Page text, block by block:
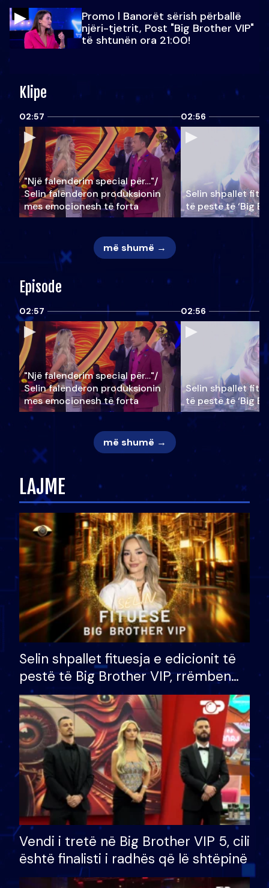
Promo l Banorët sërish përballë
njëri-tjetrit, Post "Big Brother VIP"
të shtunën ora 21:00!
Klipe
02:57
"Një falenderim special për…"/
Selin falënderon produksionin
mes emocionesh të forta
02:56
Selin shpallet
të pestë të ‘Big
më shumë →
Episode
02:57
"Një falenderim special për…"/
Selin falënderon produksionin
mes emocionesh të forta
02:56
Selin shpallet
të pestë të ‘Big
më shumë →
LAJME
Selin shpallet fituesja e edicionit të
pestë të Big Brother VIP, rrëmben
çmimin e madh prej 100 mijë eurosh
Vendi i tretë në Big Brother VIP 5, cili
është finalisti i radhës që lë shtëpinë